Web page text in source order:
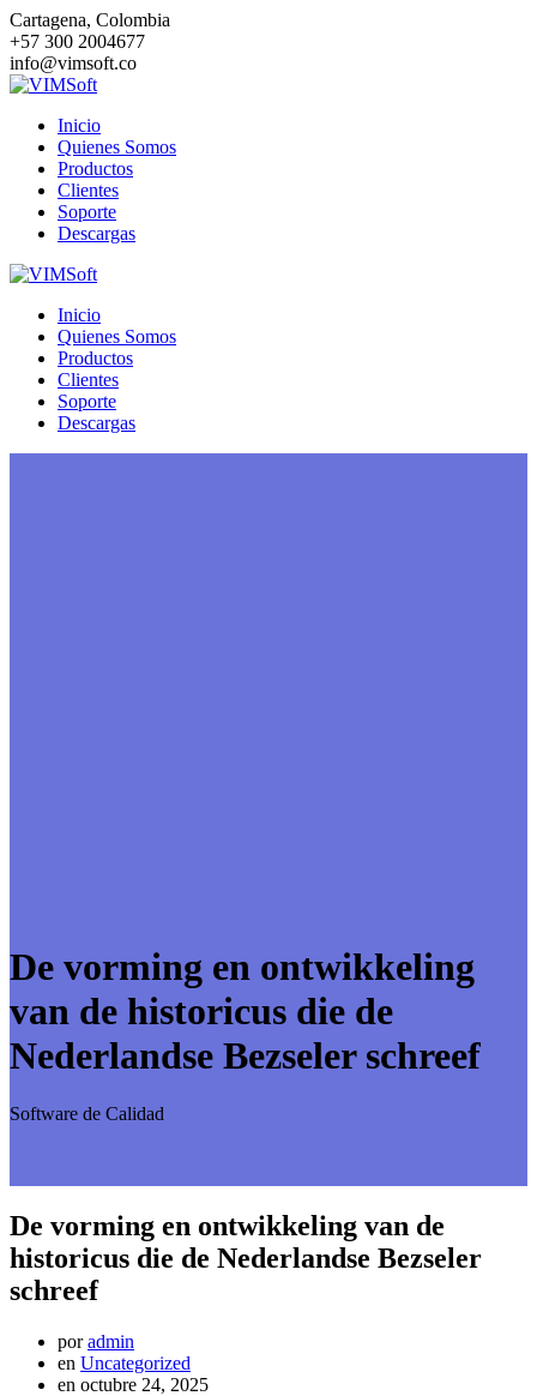
Saltar
al
contenido
Cartagena, Colombia
+57 300 2004677
info@vimsoft.co
Inicio
Quienes Somos
Productos
Clientes
Soporte
Descargas
Inicio
Quienes Somos
Productos
Clientes
Soporte
Descargas
De vorming en ontwikkeling
van de historicus die de
Nederlandse Bezseler schreef
Software de Calidad
De vorming en ontwikkeling van de
historicus die de Nederlandse Bezseler
schreef
poradmin
en Uncategorized
en octubre 24, 2025